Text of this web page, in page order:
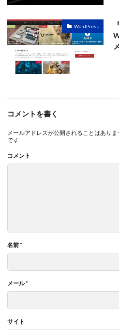
WordPress
コメントを書く
メールアドレスが公開されることはありま
です
コメント
名前*
メール*
サイト